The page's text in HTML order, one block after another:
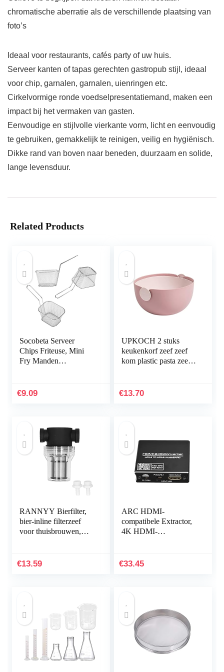
chromatische aberratie als de verschillende plaatsing van
foto’s
Ideaal voor restaurants, cafés party of uw huis.
Serveer kanten of tapas gerechten gastropub stijl, ideaal
voor chip, garnalen, garnalen, uienringen etc.
Cirkelvormige ronde voedselpresentatiemand, maken een
impact bij het vermaken van gasten.
Eenvoudige en stijlvolle vierkante vorm, licht en eenvoudig
te gebruiken, gemakkelijk te reinigen, veilig en hygiënisch.
Dikke rand van boven naar beneden, duurzaam en solide,
lange levensduur.
Related Products
Socobeta Serveer
Chips Friteuse, Mini
Fry Manden
€9.09
UPKOCH 2 stuks
keukenkorf zeef zeef
kom plastic pasta zeef
wassen mand voor
€13.70
RANNYY Bierfilter,
bier-inline filterzeef
voor thuisbrouwen,
€13.59
ARC HDMI-
compatibele Extractor,
4K HDMI-
Extractor Met Kabel
€33.45